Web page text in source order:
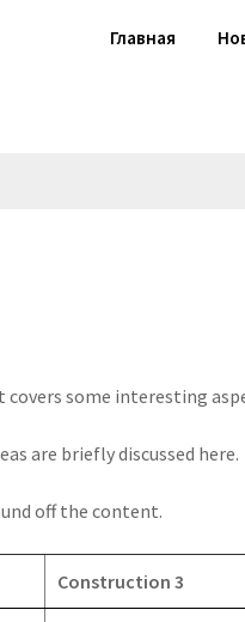
Главная
some interesting
are briefly discussed here.
off the content.
Construction 3